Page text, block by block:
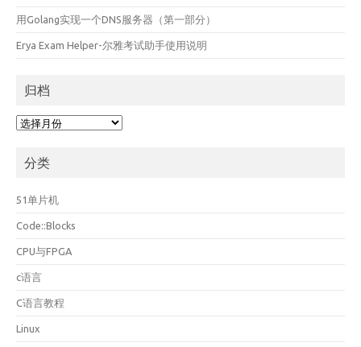
用Golang实现一个DNS服务器（第一部分）
Erya Exam Helper-尔雅考试助手使用说明
归档
归
分类
51单片机
Code::Blocks
CPU与FPGA
c语言
C语言教程
Linux